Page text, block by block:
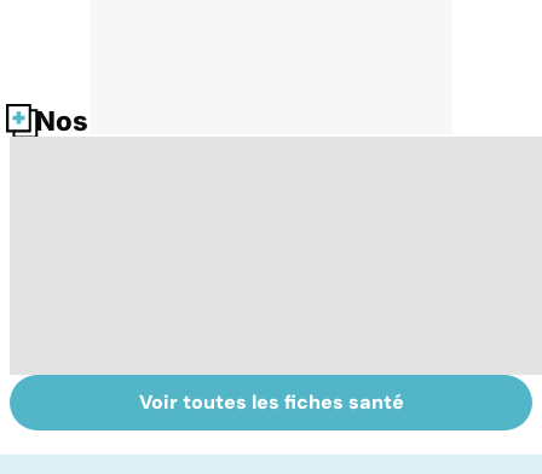
Nos fiches santé
La tuberculose
pulmonaire
Tout savoir sur
les infections
Voir toutes les fiches santé